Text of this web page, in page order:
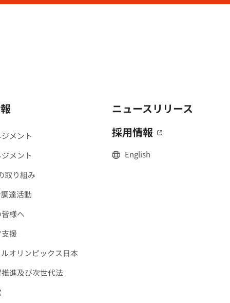
メント
メント
取り組み
達活動
様へ
援
オリンピックス日本
進及び次世代法
ニュースリリース
採用情報
English